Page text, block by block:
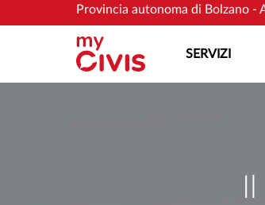
Vai al contenuto principale
Vai al contenuto principaleProvincia autonoma di Bolzano -
SERVIZI